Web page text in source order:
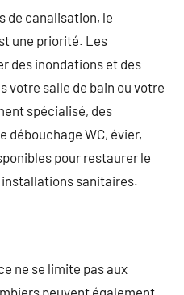
de canalisation, le
une priorité. Les
des inondations et des
votre salle de bain ou votre
spécialisé, des
débouchage WC, évier,
pour restaurer le
sanitaires.
ne se limite pas aux
peuvent également